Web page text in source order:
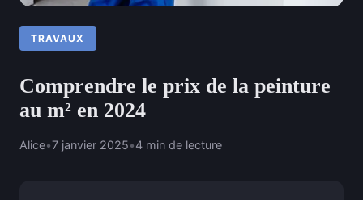
TRAVAUX
Comprendre le prix de la peinture
au m² en 2024
Alice•7 janvier 2025•4 min de lecture